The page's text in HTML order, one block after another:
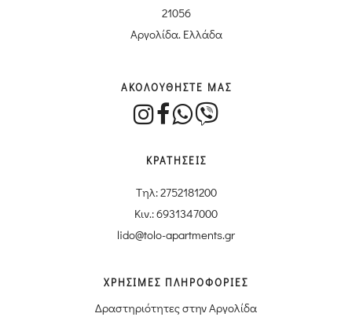
21056
Αργολίδα. Ελλάδα
ΑΚΟΛΟΥΘΗΣΤΕ ΜΑΣ
ΚΡΑΤΗΣΕΙΣ
Tηλ: 2752181200
Κιν.: 6931347000
lido@tolo-apartments.gr
ΧΡΗΣΙΜΕΣ ΠΛΗΡΟΦΟΡΙΕΣ
Δραστηριότητες στην Αργολίδα